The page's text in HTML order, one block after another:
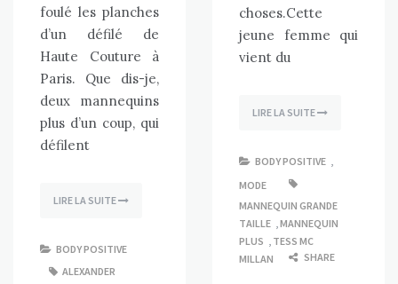
foulé les planches
d’un défilé de
Haute Couture à
Paris. Que dis-je,
deux mannequins
plus d’un coup, qui
défilent
LIRE LA SUITE
BODY POSITIVE
ALEXANDER
choses.Cette
jeune femme qui
vient du
LIRE LA SUITE
BODY POSITIVE
MODE
MANNEQUIN GRANDE
TAILLE
MANNEQUIN
PLUS
TESS MC
MILLAN
SHARE